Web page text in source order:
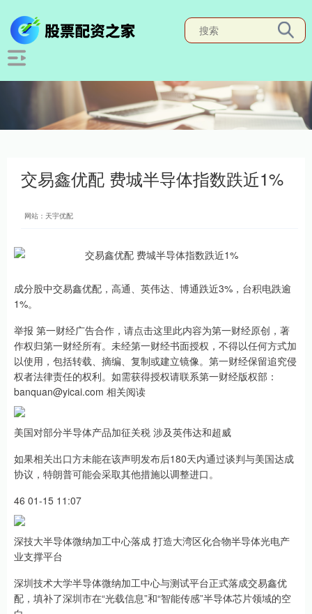
交易鑫优配 费城半导体指数跌近1%
网站：天宇优配
成分股中交易鑫优配，高通、英伟达、博通跌近3%，台积电跌逾
1%。
举报 第一财经广告合作，请点击这里此内容为第一财经原创，著
作权归第一财经所有。未经第一财经书面授权，不得以任何方式加
以使用，包括转载、摘编、复制或建立镜像。第一财经保留追究侵
权者法律责任的权利。如需获得授权请联系第一财经版权部：
banquan@yicai.com 相关阅读
美国对部分半导体产品加征关税 涉及英伟达和超威
如果相关出口方未能在该声明发布后180天内通过谈判与美国达成
协议，特朗普可能会采取其他措施以调整进口。
46 01-15 11:07
深技大半导体微纳加工中心落成 打造大湾区化合物半导体光电产
业支撑平台
深圳技术大学半导体微纳加工中心与测试平台正式落成交易鑫优
配，填补了深圳市在“光载信息”和“智能传感”半导体芯片领域的空